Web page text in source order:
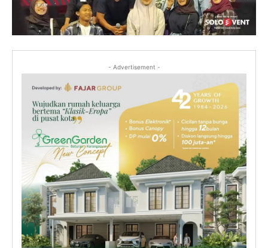
- Advertisement -